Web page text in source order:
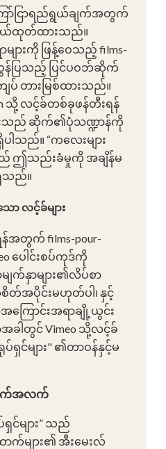
ော်ငြာရည်ရွယ်ချက်အတွက်
ယ်ထုတ်ထားသည်။
များကို ဖြန့်ဝေသည့် films-
ညွှန်ပြသည့် ပြင်ပဝဘ်ဆိုက်
ျပ် တားမြစ်ထားသည်။
သို့ လင့်ခ်တစ်ခုဖန်တီးရန်
းသည် ဆိုက်၏ပုံသဏ္ဍာန်ကို
ါသည်။ “ကလေးများ
ည် ဤသည်းခံမှုကို အချိန်မ
သည်။
ာ လင့်ခ်များ
အတွက် films-pour-
ပေါင်းစပ်ကုဒ်ကို
ျက်နှာများ၏လိပ်စာ
အပိုင်းမဟုတ်ပါ၊ နှင့်
ကြောင်းအရာချို့ယွင်း
ခါတွင် Vimeo သို့လင့်ခ်
ပ်ရှင်များ" ၏တာဝန်နှင့်မ
က်အလက်
င်များ” သည်
က်များ၏ အီးမေးလ်